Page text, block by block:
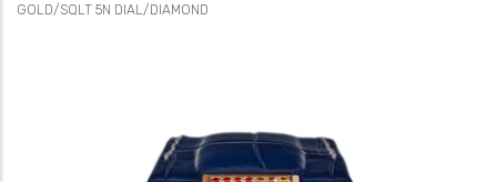
GOLD/SQLT 5N DIAL/DIAMOND